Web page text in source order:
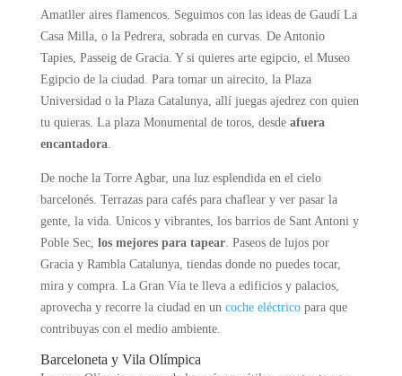
Amatller aires flamencos. Seguimos con las ideas de Gaudí La
Casa Milla, o la Pedrera, sobrada en curvas. De Antonio
Tapies, Passeig de Gracia. Y si quieres arte egipcio, el Museo
Egipcio de la ciudad. Para tomar un airecito, la Plaza
Universidad o la Plaza Catalunya, allí juegas ajedrez con quien
tu quieras. La plaza Monumental de toros, desde afuera
encantadora.
De noche la Torre Agbar, una luz esplendida en el cielo
barcelonés. Terrazas para cafés para chaflear y ver pasar la
gente, la vida. Unicos y vibrantes, los barrios de Sant Antoni y
Poble Sec, los mejores para tapear. Paseos de lujos por
Gracia y Rambla Catalunya, tiendas donde no puedes tocar,
mira y compra. La Gran Vía te lleva a edificios y palacios,
aprovecha y recorre la ciudad en un coche eléctricopara que
contribuyas con elmedio ambiente.
Barceloneta y Vila Olímpica